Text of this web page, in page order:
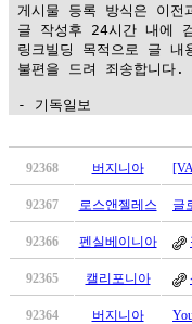
게시물 등록 방식은 이전
글 작성후 24시간 내에
링크빌딩 목적으로 글 내
불편을 드려 죄송합니다.
- 기독일보
만
은
꼴
92368 버지니아
92367 로스앤젤레스 글
92366 펜실베이니아
92365 캘리포니아
92364 버지니아